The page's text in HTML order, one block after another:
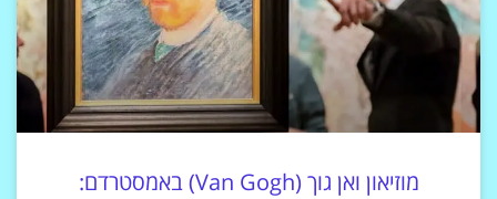
מוזיאון ואן גוך (Van Gogh) באמסטרדם: